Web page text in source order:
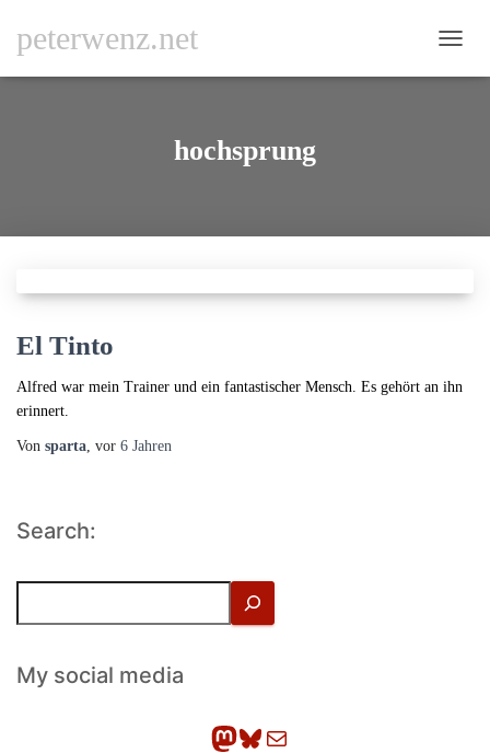
peterwenz.net
hochsprung
El Tinto
Alfred war mein Trainer und ein fantastischer Mensch. Es gehört an ihn
erinnert.
Von sparta, vor 6 Jahren
Search:
h
eMy social media
Mastodon Bluesky E-Mail